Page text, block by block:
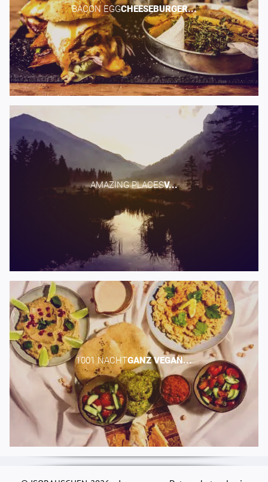
BACON EGG​CHEESEBURGER...
AMAZING PLACES​V...
1001 NACHT​GANZ VEGAN...